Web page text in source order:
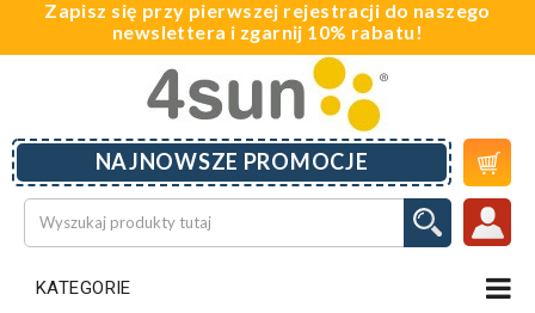
Zapisz się przy pierwszej rejestracji do naszego
newslettera i zgarnij 10% rabatu!
KATEGORIE
NAJNOWSZE PROMOCJE 